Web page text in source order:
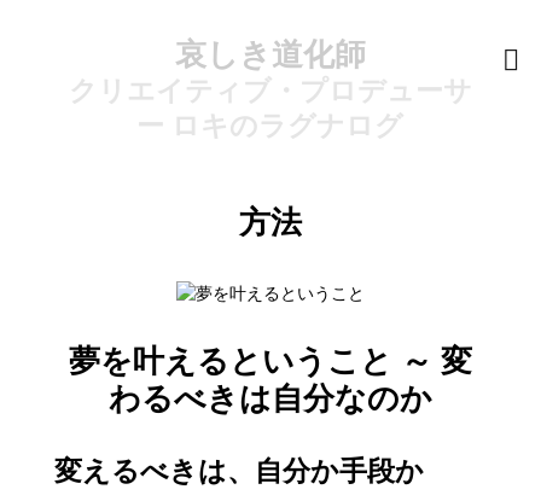
哀しき道化師
クリエイティブ・プロデューサ
ー ロキのラグナログ
方法
夢を叶えるということ ～ 変
わるべきは自分なのか
変えるべきは、自分か手段か